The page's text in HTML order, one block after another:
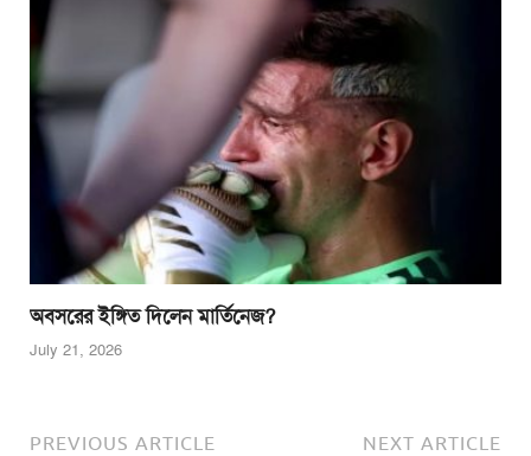
অবসরের ইঙ্গিত দিলেন মার্তিনেজ?
July 21, 2026
PREVIOUS ARTICLE NEXT ARTICLE